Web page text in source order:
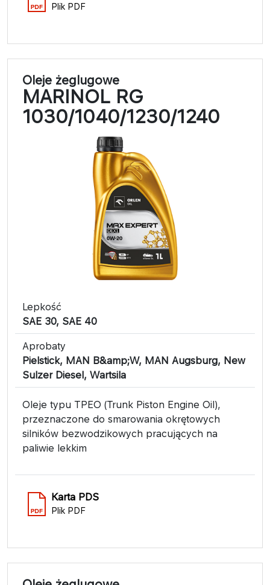
Plik PDF
Oleje żeglugowe
MARINOL RG
1030/1040/1230/1240
Lepkość
SAE 30, SAE 40
Aprobaty
Pielstick, MAN B&amp;W, MAN Augsburg, New
Sulzer Diesel, Wartsila
Oleje typu TPEO (Trunk Piston Engine Oil),
przeznaczone do smarowania okrętowych
silników bezwodzikowych pracujących na
paliwie lekkim
Karta PDS
Plik PDF